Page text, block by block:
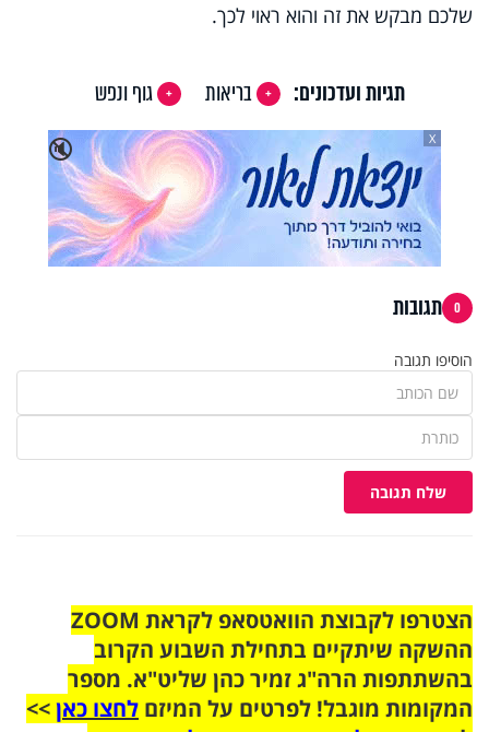
שלכם מבקש את זה והוא ראוי לכך.
תגיות ועדכונים: בריאות
גוף ונפש
🔇
X
0 תגובות
הוסיפו תגובה
שלח תגובה
הצטרפו לקבוצת הוואטסאפ לקראת ZOOM
ההשקה שיתקיים בתחילת השבוע הקרוב
בהשתתפות הרה"ג זמיר כהן שליט"א. מספר
המקומות מוגבל! לפרטים על המיזם לחצו כאן>>